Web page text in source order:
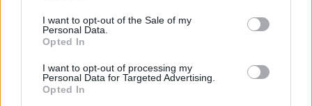
I want to opt-out of the Sale of my
Personal Data.
Opted In
I want to opt-out of processing my
Personal Data for Targeted Advertising.
Opted In